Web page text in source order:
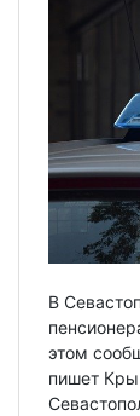
В
этом
пишет